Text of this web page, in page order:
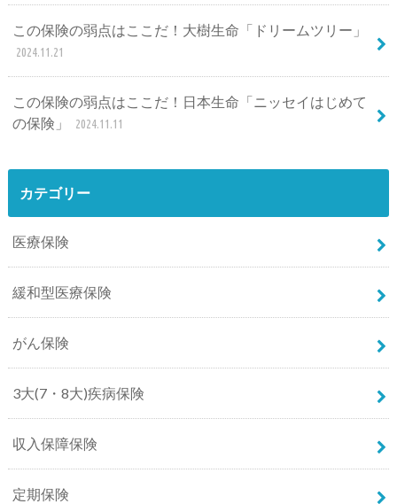
この保険の弱点はここだ！大樹生命「ドリームツリー」
2024.11.21
この保険の弱点はここだ！日本生命「ニッセイはじめて
の保険」
2024.11.11
カテゴリー
医療保険
緩和型医療保険
がん保険
3大(7・8大)疾病保険
収入保障保険
定期保険